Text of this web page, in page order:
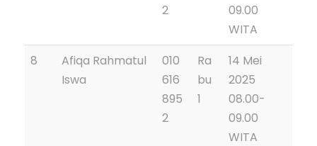
2
09.00
WITA
8
Afiqa Rahmatul
Iswa
010
616
895
2
Ra
bu
1
14 Mei
2025
08.00-
09.00
WITA